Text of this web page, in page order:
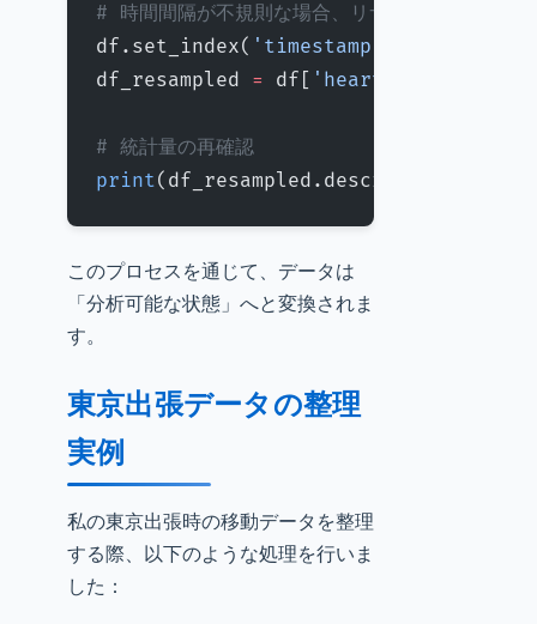
# 時間間隔が不規則な場合、リサンプリング
df.set_index( 'timestamp'
df_resampled = df[ 'heart_rate'
# 統計量の再確認
print(df_resampled.describe())
このプロセスを通じて、データは
「分析可能な状態」へと変換されま
す。
東京出張データの整理
実例
私の東京出張時の移動データを整理
する際、以下のような処理を行いま
した：